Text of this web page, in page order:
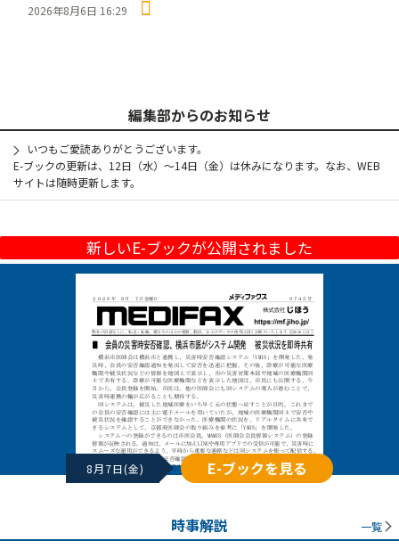
2026年8月6日 16:29
編集部からのお知らせ
いつもご愛読ありがとうございます。
E-ブックの更新は、12日（水）～14日（金）は休みになります。なお、WEB
サイトは随時更新します。
新しいE-ブックが公開されました
8月7日(金) E-ブックを見る
時事解説 一覧